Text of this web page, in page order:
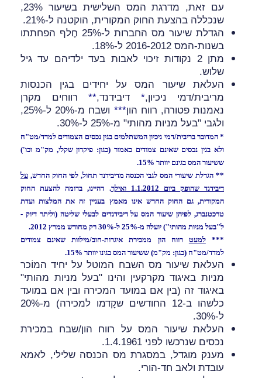
עם זאת, מדרגת המס השלישית בשיעור 23%,
שנכללה בהצעת החוק המקורית, הוקטנה ל-21%.
הגדלת שיעור מס החברות ל-25% חֶלף הפחתתו
בשנות-המס 2016-2012 ל-18%
.
מתן 2 נקודות זיכוי לאבות בעד ילדיהם עד גיל
שלוש.
העלאת שיעור המס על יחידים בגין הכנסות
מריבית/דמי ניכיון,* דיבידנד,*
* רווחים מקרן
נאמנות פטורה, רווח הון*
*
*
ושבח מ-20% ל-25%,
ולגבי "בעל מניות מהותי" מ-25% ל-30%.
*המדוברבריבית/דמי ניכיון המשתלמים בגין נכסים הצמודים למדד/מט"ח
ולא בגין נכסים שאינם צמודים כאמור (כגון: פיקדון שקלי, מק"מ וכו')
ששיעור המס בגינם יוותר 15%.
** הגדלת שיעורי המס לגבי הכנסה מדיבידנד תחול, לפי החוק החדש, על
דיבידנד שהופק ביום 1.1.2012 ואילך
. דהיינו, בדומה להצעת החוק
המקורית, גם החוק החדש אינו מאמץ בעניין זה את המלצות ועדת
טרכטנברג, לפיהן שיעור המס על דיבידנדים לבעלי שליטה (וליתר דיוק -
ל"בעל מניות מהותי") יועלה מ-25% ל-30% רק מחודש ממרץ 2012.
*
*
*למעט רווח הון ממכירת איגרות-חוב/מילוות שאינם צמודים
למדד/מט"ח (כגון: מק"מ) ששיעור המס בגינו יוותר 15%.
העלאת שיעור מס השבח המוטל על יחיד המוֹכר
מניות באיגוד מקרקעין והינו "בעל מניות מהותי"
באיגוד זה (בין אם במועד המכירה ובין אם במועד
כלשהו ב-12 החודשים שקָדמו למכירה) מ-20%
ל-30%.
העלאת שיעור המס על רווח הון/שבח במכירת
נכסים שנרכשו לפני 1.4.1961.
מענק מוגדל, במסגרת מס הכנסה שלילי, לאמא
עובדת ולאב חד-הורי.